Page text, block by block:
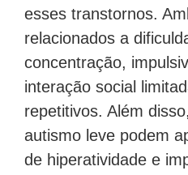
esses transtornos.
relacionados a
concentração,
interação social
repetitivos. Além
autismo leve podem
de hiperatividade e